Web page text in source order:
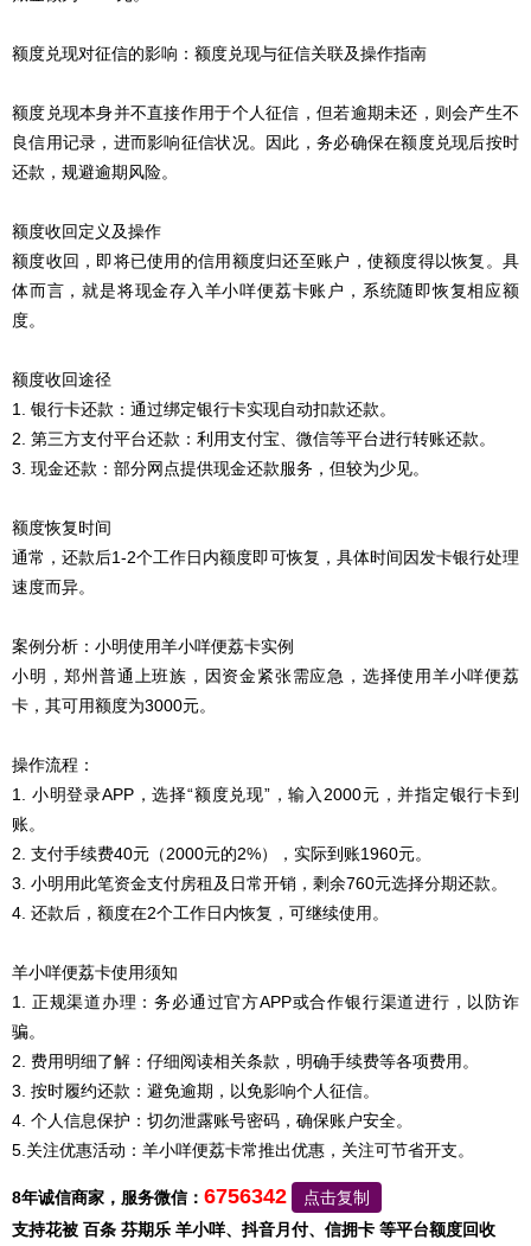
额度兑现对征信的影响：额度兑现与征信关联及操作指南
额度兑现本身并不直接作用于个人征信，但若逾期未还，则会产生不
良信用记录，进而影响征信状况。因此，务必确保在额度兑现后按时
还款，规避逾期风险。
额度收回定义及操作
额度收回，即将已使用的信用额度归还至账户，使额度得以恢复。具
体而言，就是将现金存入羊小咩便荔卡账户，系统随即恢复相应额
度。
额度收回途径
1. 银行卡还款：通过绑定银行卡实现自动扣款还款。
2. 第三方支付平台还款：利用支付宝、微信等平台进行转账还款。
3. 现金还款：部分网点提供现金还款服务，但较为少见。
额度恢复时间
通常，还款后1-2个工作日内额度即可恢复，具体时间因发卡银行处理
速度而异。
案例分析：小明使用羊小咩便荔卡实例
小明，郑州普通上班族，因资金紧张需应急，选择使用羊小咩便荔
卡，其可用额度为3000元。
操作流程：
1. 小明登录APP，选择“额度兑现”，输入2000元，并指定银行卡到
账。
2. 支付手续费40元（2000元的2%），实际到账1960元。
3. 小明用此笔资金支付房租及日常开销，剩余760元选择分期还款。
4. 还款后，额度在2个工作日内恢复，可继续使用。
羊小咩便荔卡使用须知
1. 正规渠道办理：务必通过官方APP或合作银行渠道进行，以防诈
骗。
2. 费用明细了解：仔细阅读相关条款，明确手续费等各项费用。
3. 按时履约还款：避免逾期，以免影响个人征信。
4. 个人信息保护：切勿泄露账号密码，确保账户安全。
5.关注优惠活动：羊小咩便荔卡常推出优惠，关注可节省开支。
8年诚信商家，服务微信： 6756342
点击复制
支持花被 百条 芬期乐 羊小咩、抖音月付、信拥卡 等平台额度回收